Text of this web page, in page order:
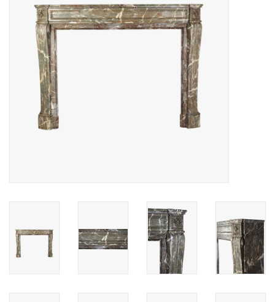
Objecten
Vloeren - Steen, Terra Cotta
& Marmer
Login